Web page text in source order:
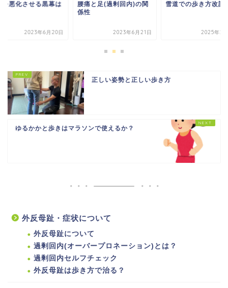
を悪化させる黒幕は
2023年6月20日
腰痛と足(過剰回内)の関
係性
2023年6月21日
雪道での歩き方改訂
2025年2
正しい姿勢と正しい歩き方
ゆるかかと歩きはマラソンで使えるか？
外反母趾・症状について
外反母趾について
過剰回内(オーバープロネーション)とは？
過剰回内セルフチェック
外反母趾は歩き方で治る？